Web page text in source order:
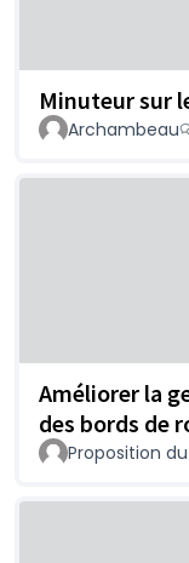
Minuteur sur
Archambeau
Améliorer la
des bords de
Proposition